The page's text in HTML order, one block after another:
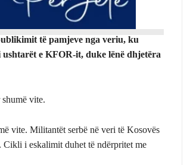
të pamjeve nga veriu, ku
e KFOR-it, duke lënë dhjetëra
vite.
vite. Militantët serbë në veri të Kosovës
i eskalimit duhet të ndërpritet me